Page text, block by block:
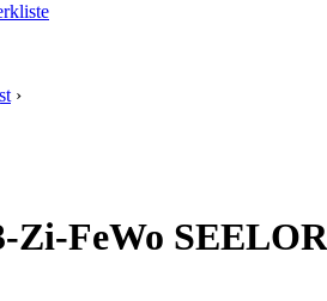
›
Zi-FeWo